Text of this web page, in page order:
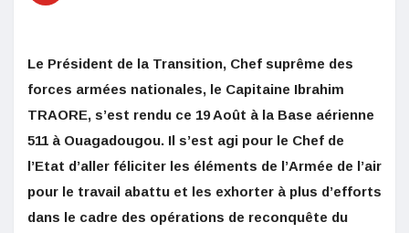
Le Président de la Transition, Chef suprême des
forces armées nationales, le Capitaine Ibrahim
TRAORE, s’est rendu ce 19 Août à la Base aérienne
511 à Ouagadougou. Il s’est agi pour le Chef de
l’Etat d’aller féliciter les éléments de l’Armée de l’air
pour le travail abattu et les exhorter à plus d’efforts
dans le cadre des opérations de reconquête du